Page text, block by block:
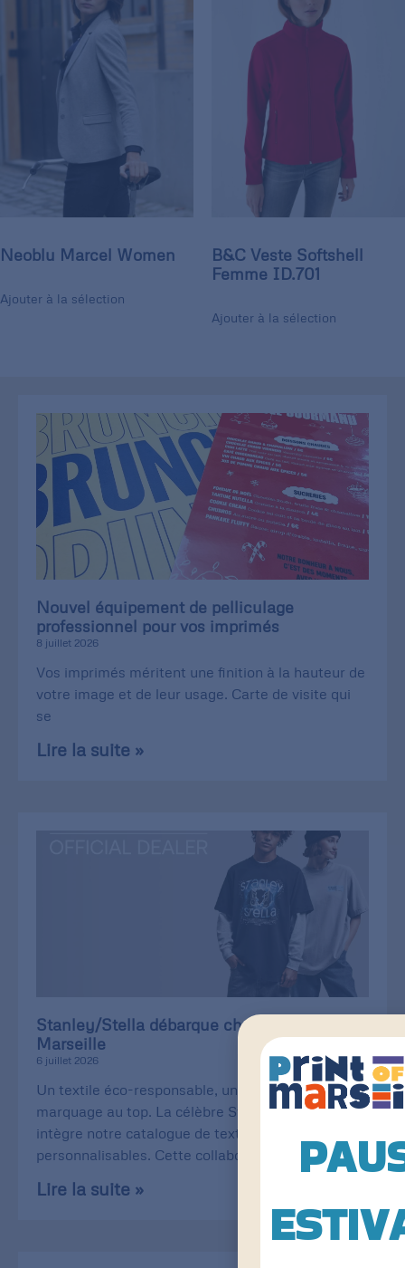
Neoblu Marcel Women
Ajouter à la sélection
B&C Veste Softshell
Femme ID.701
Ajouter à la sélection
Nouvel équipement de pelliculage
professionnel pour vos imprimés
8 juillet 2026
Vos imprimés méritent une finition à la hauteur de
votre image et de leur usage. Carte de visite qui
se
Lire la suite »
Stanley/Stella débarque chez Print of
Marseille
6 juillet 2026
Un textile éco-responsable, une qualité de
marquage au top. La célèbre Stanley/Stella
intègre notre catalogue de textiles
personnalisables. Cette collaboration
Lire la suite »